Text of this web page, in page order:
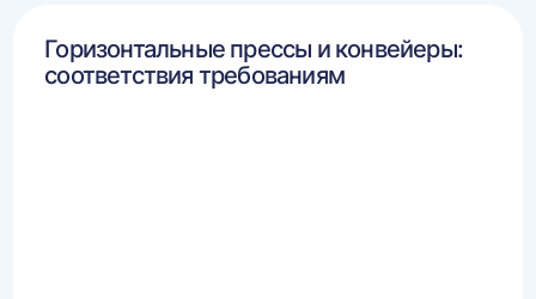
Горизонтальные прессы и конвейеры:
соответствия требованиям